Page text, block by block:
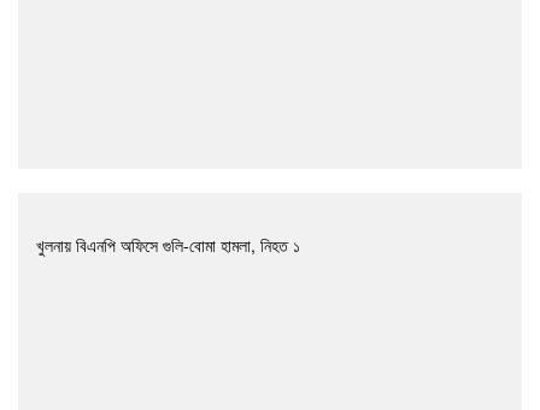
খুলনায় বিএনপি অফিসে গুলি-বোমা হামলা, নিহত ১